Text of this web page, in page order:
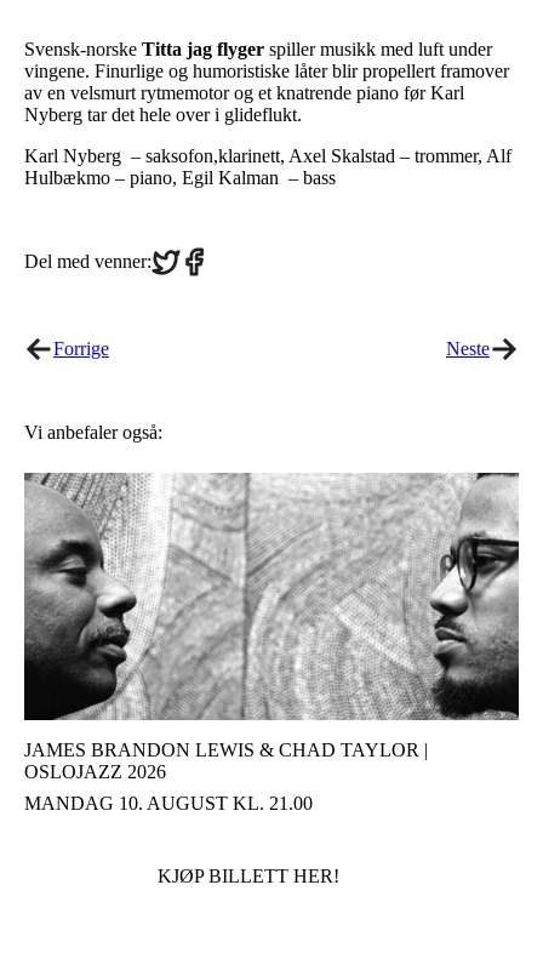
Svensk-norske Titta jag flyger spiller musikk med luft under
vingene. Finurlige og humoristiske låter blir propellert framover
av en velsmurt rytmemotor og et knatrende piano før Karl
Nyberg tar det hele over i glideflukt.
Karl Nyberg – saksofon,klarinett, Axel Skalstad – trommer, Alf
Hulbækmo – piano, Egil Kalman – bass
Del med venner:Share
on
Share
on
Forrige Neste
Vi anbefaler også:
JAMES BRANDON LEWIS & CHAD TAYLOR |
OSLOJAZZ 2026
MANDAG 10. AUGUST KL. 21.00
KJØP BILLETT HER!